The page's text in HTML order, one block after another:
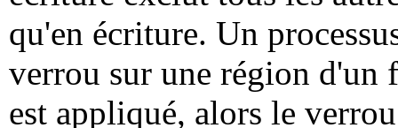
qu'en écriture. Un
verrou sur une région d'un
est appliqué, alors le